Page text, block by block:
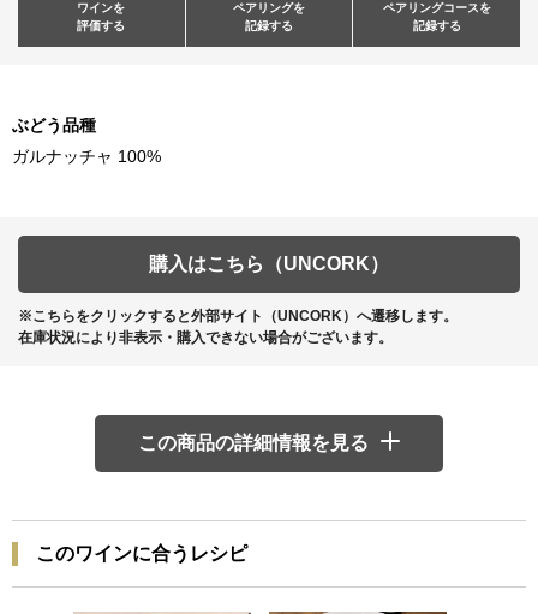
ワインを
評価する
ペアリングを
記録する
ペアリングコースを
記録する
ぶどう品種
ガルナッチャ 100%
購入はこちら（UNCORK）
※こちらをクリックすると外部サイト（UNCORK）へ遷移します。
在庫状況により非表示・購入できない場合がございます。
この商品の詳細情報を見る
このワインに合うレシピ